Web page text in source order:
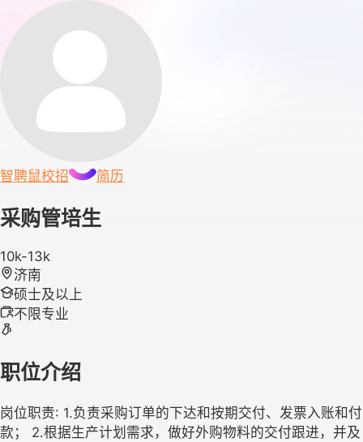
智聘鼠校招 简历
采购管培生
10k-13k
济南
硕士及以上
不限专业
职位介绍
岗位职责: 1.负责采购订单的下达和按期交付、发票入账和付
款； 2.根据生产计划需求，做好外购物料的交付跟进，并及